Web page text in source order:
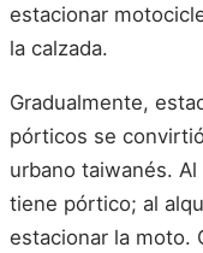
estacionar
la calzada.
Gradualmente,
pórticos se
urbano taiwanés.
tiene pórtico; al
estacionar la moto.